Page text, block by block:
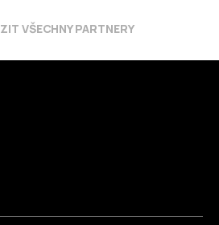
VŠECHNY PARTNERY